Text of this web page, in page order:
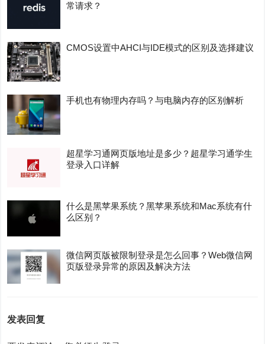
常请求？
CMOS设置中AHCI与IDE模式的区别及选择建议
手机也有物理内存吗？与电脑内存的区别解析
超星学习通网页版地址是多少？超星学习通学生
登录入口详解
什么是黑苹果系统？黑苹果系统和Mac系统有什
么区别？
微信网页版被限制登录是怎么回事？Web微信网
页版登录异常的原因及解决方法
发表回复